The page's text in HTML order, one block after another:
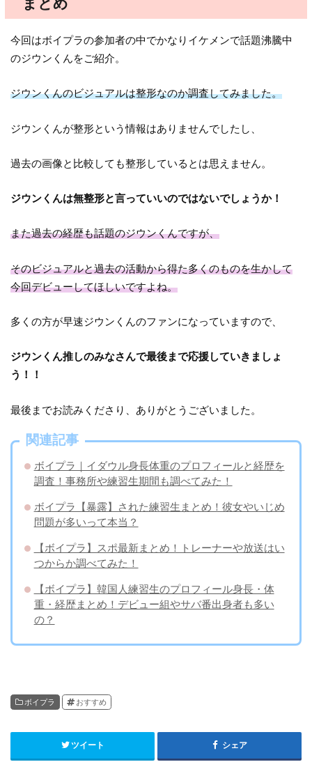
今回はボイプラの参加者の中でかなりイケメンで話題沸騰中
のジウンくんをご紹介。
ジウンくんのビジュアルは整形なのか調査してみました。
ジウンくんが整形という情報はありませんでしたし、
過去の画像と比較しても整形しているとは思えません。
ジウンくんは無整形と言っていいのではないでしょうか！
また過去の経歴も話題のジウンくんですが、
そのビジュアルと過去の活動から得た多くのものを生かして
今回デビューしてほしいですよね。
多くの方が早速ジウンくんのファンになっていますので、
ジウンくん推しのみなさんで最後まで応援していきましょ
う！！
最後までお読みくださり、ありがとうございました。
関連記事
ボイプラ｜イダウル身長体重のプロフィールと経歴を
調査！事務所や練習生期間も調べてみた！
ボイプラ【暴露】された練習生まとめ！彼女やいじめ
問題が多いって本当？
【ボイプラ】スポ最新まとめ！トレーナーや放送はい
つからか調べてみた！
【ボイプラ】韓国人練習生のプロフィール身長・体
重・経歴まとめ！デビュー組やサバ番出身者も多い
の？
ボイプラ おすすめ
ツイート シェア